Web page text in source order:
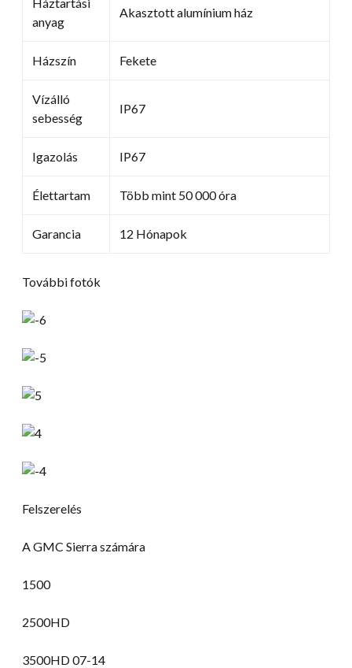
anyag
Akasztott alumínium ház
Házszín Fekete
Vízálló
sebesség
IP67
Igazolás IP67
Élettartam Több mint 50 000 óra
Garancia 12 Hónapok
További fotók
Felszerelés
A GMC Sierra számára
1500
2500HD
3500HD 07-14